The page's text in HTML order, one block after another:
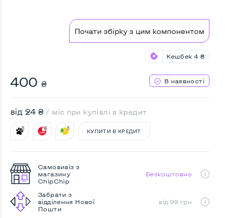
Кешбек 4 ₴
Почати збірку з цим компонентом
400 ₴ В наявності
від 24 ₴ / міс при купівлі в кредит
КУПИТИ В КРЕДИТ
Самовивіз з
магазину
ChipChip
Безкоштовно
Забрати з
відділення Нової
Пошти
від 99 грн